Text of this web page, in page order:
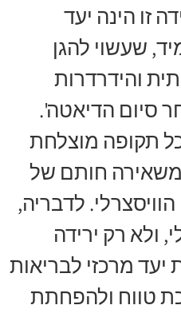
זו הינה יעד
שעשוי להגן
והידרדרות
סיום הדיאטה'.
תקופה מוצלחת
משאירה חותם של
לדבריה,
ולא רק ירידה
מרכזי לבריאות
טווח ולהפחתת